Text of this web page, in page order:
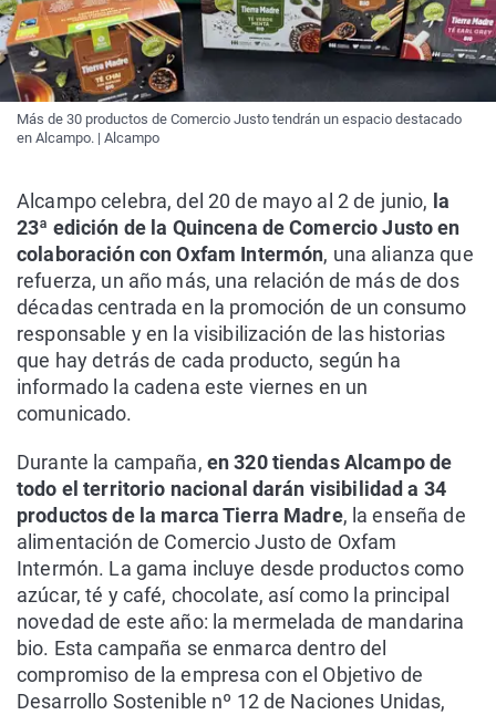
Más de 30 productos de Comercio Justo tendrán un espacio destacado
en Alcampo. | Alcampo
Alcampo celebra, del 20 de mayo al 2 de junio, la
23ª edición de la Quincena de Comercio Justo en
colaboración con Oxfam Intermón, una alianza que
refuerza, un año más, una relación de más de dos
décadas centrada en la promoción de un consumo
responsable y en la visibilización de las historias
que hay detrás de cada producto, según ha
informado la cadena este viernes en un
comunicado.
Durante la campaña, en 320 tiendas Alcampo de
todo el territorio nacional darán visibilidad a 34
productos de la marca Tierra Madre, la enseña de
alimentación de Comercio Justo de Oxfam
Intermón. La gama incluye desde productos como
azúcar, té y café, chocolate, así como la principal
novedad de este año: la mermelada de mandarina
bio. Esta campaña se enmarca dentro del
compromiso de la empresa con el Objetivo de
Desarrollo Sostenible nº 12 de Naciones Unidas,